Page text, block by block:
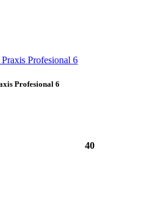
Profesional 6
Profesional 6
40